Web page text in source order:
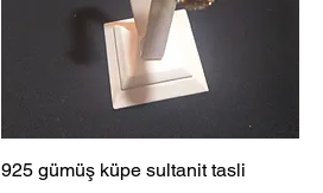
925 gümüş küpe sultanit tasli